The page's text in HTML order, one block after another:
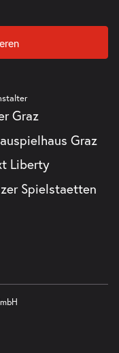
Graz
Graz
Liberty
Spielstaetten